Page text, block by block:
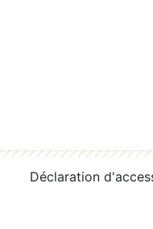
Déclaration